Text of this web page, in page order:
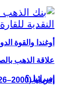
أوغندا والقوة
إسرائيل؟
علاقة الذهب
إفريقيا (2000–2026)